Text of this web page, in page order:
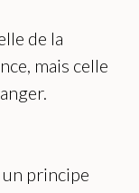
de la
mais celle
un principe